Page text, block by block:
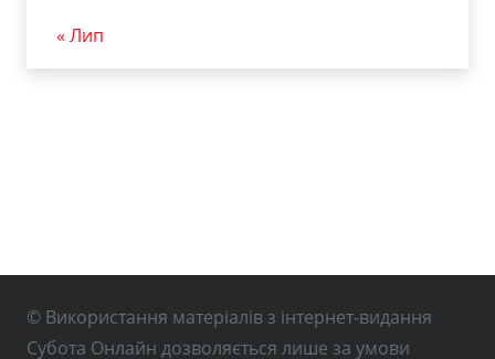
« Лип
© Використання матеріалів з інтернет-видання
Субота Онлайн дозволяється лише за умови